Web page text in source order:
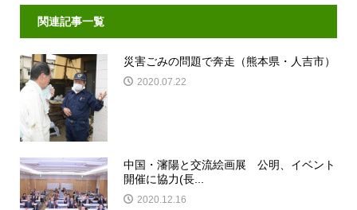
関連記事一覧
災害ごみの問題で奔走（熊本県・人吉市）
2020.07.22
中国・瀋陽と交流絵画展 公明、イベント
開催に協力(長...
2020.12.16